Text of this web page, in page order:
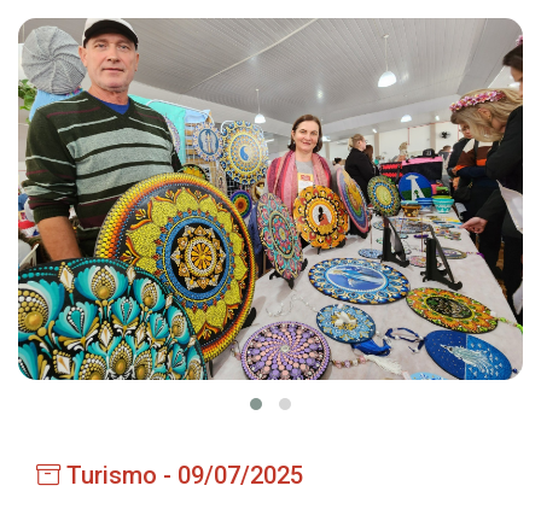
Gabinete do Vice-prefeito
História do Município
Símbolos Oficiais
Estrutura Organizacional
Secretarias
Administração
Agricultura e Meio Ambiente
Obras
Turismo - 09/07/2025